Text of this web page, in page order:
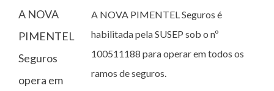
A NOVA
PIMENTEL
Seguros
opera em
A NOVA PIMENTEL Seguros é
habilitada pela SUSEP sob o nº
100511188 para operar em todos os
ramos de seguros.